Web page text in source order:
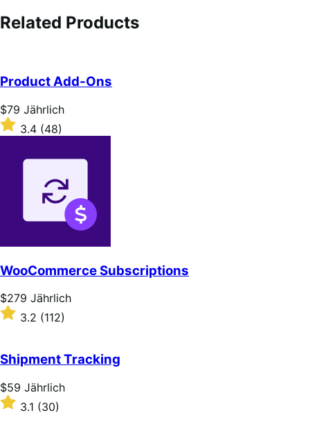
Related Products
Product Add-Ons
Price
$79
Jährlich
$79 Jährlich
Rated
3.4
3.4 (48)
WooCommerce Subscriptions
Price
$279
Jährlich
$279 Jährlich
Rated
of
5
stars
3.2 (112)
Shipment Tracking
Price
$59
Jährlich
$59 Jährlich
Rated
3.1
3.1 (30)